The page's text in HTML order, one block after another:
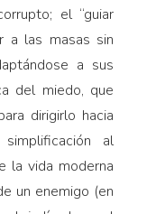
el “guiar
a las masas sin
a sus
del miedo, que
dirigirlo hacia
al
la vida moderna
un enemigo (en